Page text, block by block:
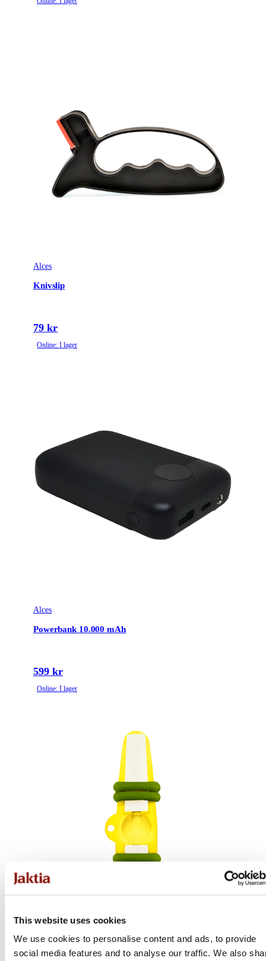
This website uses cookies
We use cookies to personalise content and ads, to provide
social media features and to analyse our traffic. We also
Alces
Knivslip
79 kr
Online: I lager
Alces
Powerbank 10.000 mAh
599 kr
Online: I lager
Clausen